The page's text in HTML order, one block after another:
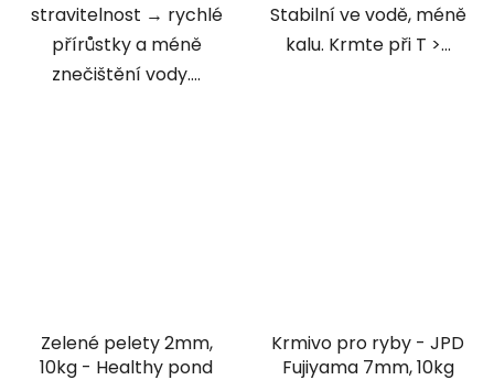
stravitelnost → rychlé
přírůstky a méně
znečištění vody....
Stabilní ve vodě, méně
kalu. Krmte při T >...
Zelené pelety 2mm,
10kg - Healthy pond
Krmivo pro ryby - JPD
Fujiyama 7mm, 10kg